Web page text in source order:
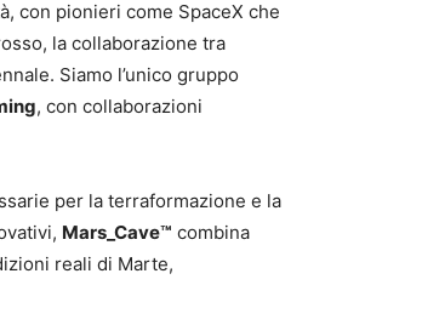
con pionieri come SpaceX che
la collaborazione tra
Siamo l’unico gruppo
, con collaborazioni
per la terraformazione e la
Mars_Cave™ combina
reali di Marte,